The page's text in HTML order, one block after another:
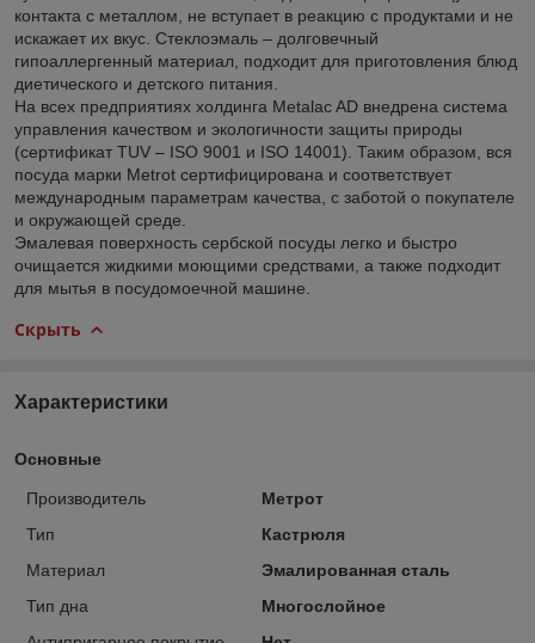
контакта с металлом, не вступает в реакцию с продуктами и не
искажает их вкус. Стеклоэмаль – долговечный
гипоаллергенный материал, подходит для приготовления блюд
диетического и детского питания.
На всех предприятиях холдинга Metalac AD внедрена система
управления качеством и экологичности защиты природы
(сертификат TUV – ISO 9001 и ISO 14001). Таким образом, вся
посуда марки Мetrot сертифицирована и соответствует
международным параметрам качества, с заботой о покупателе
и окружающей среде.
Эмалевая поверхность сербской посуды легко и быстро
очищается жидкими моющими средствами, а также подходит
для мытья в посудомоечной машине.
Скрыть
Характеристики
Основные
Производитель
Метрот
Тип
Кастрюля
Материал
Эмалированная сталь
Тип дна
Многослойное